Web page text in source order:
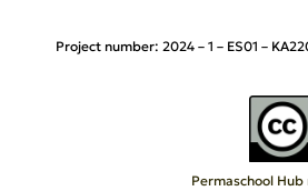
Project number: 2024 – 1 – ES01 –
Permaschool